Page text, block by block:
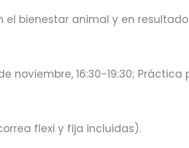
el bienestar animal y en
noviembre, 16:30-19:30;
flexi y fija incluidas).